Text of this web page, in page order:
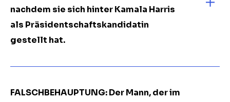
nachdem sie sich hinter Kamala Harris
als Präsidentschaftskandidatin
gestellt hat.
FALSCHBEHAUPTUNG: Der Mann, der im